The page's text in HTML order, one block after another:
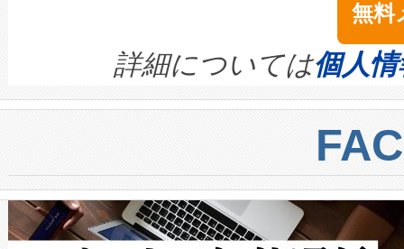
きます。この効率性は、フェ
ます。 Voltaiq provides a
quality and reliability for AI
BESS stack to ensure battery
centers. Voltaiqは、ai&のAI
からシステム統合、試運転、
クルの各段階のデータを監視
[…]
イズの小径化を実現すること
す。ノーマルモードでは、
ートル先まで検出でき、これ
トに対して約600メートルに
では、反射率10％のターゲッ
で向上し、最大検知距離は
無料
詳細については個人